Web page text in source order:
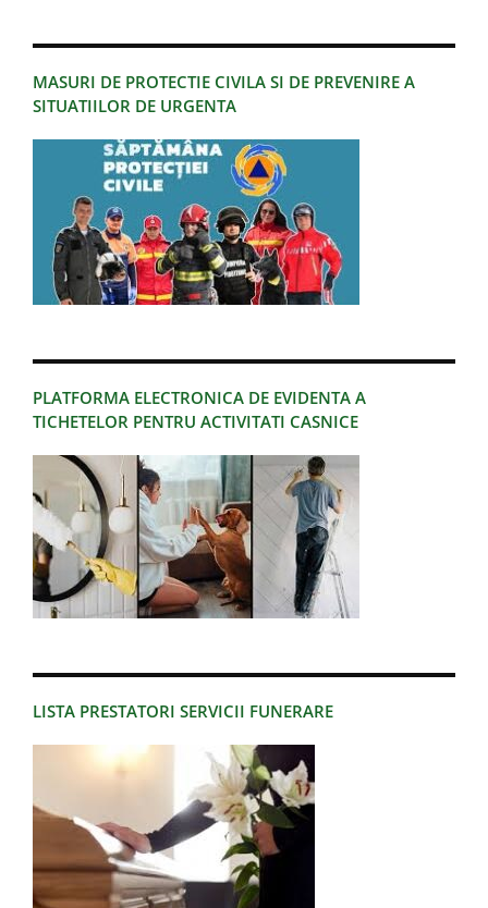
MASURI DE PROTECTIE CIVILA SI DE PREVENIRE A
SITUATIILOR DE URGENTA
PLATFORMA ELECTRONICA DE EVIDENTA A
TICHETELOR PENTRU ACTIVITATI CASNICE
LISTA PRESTATORI SERVICII FUNERARE